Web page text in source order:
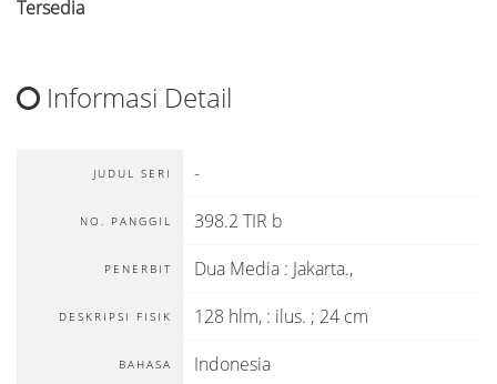
Tersedia
Informasi Detail
JUDUL SERI -
NO. PANGGIL 398.2 TIR b
PENERBIT Dua Media : Jakarta.,
DESKRIPSI FISIK 128 hlm, : ilus. ; 24 cm
BAHASA Indonesia